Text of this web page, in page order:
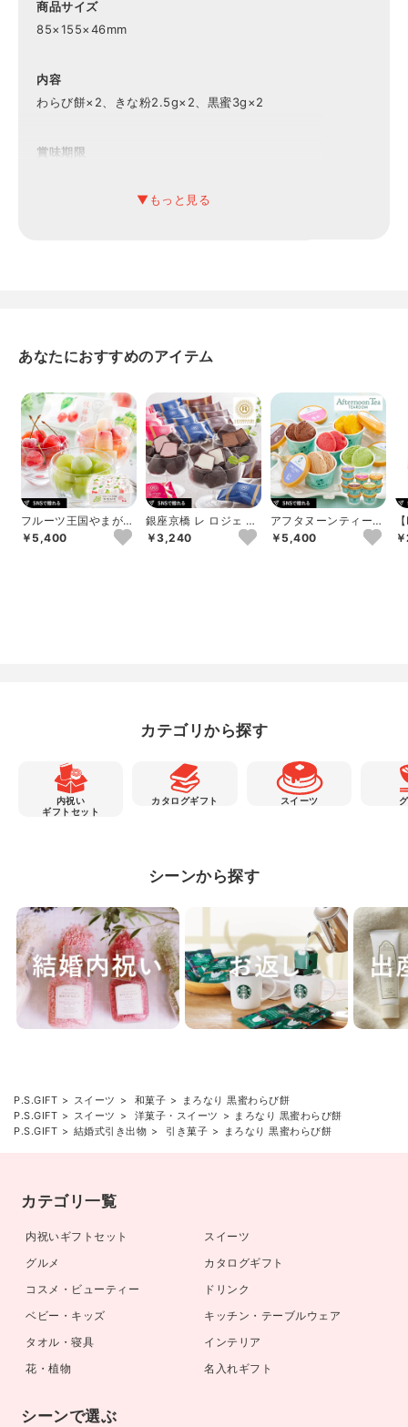
商品サイズ
85×155×46mm
内容
わらび餅×2、きな粉2.5g×2、黒蜜3g×2
賞味期限
あなたにおすすめのアイテム
フルーツ王国やまが
た ひんやり果実
￥5,400
銀座京橋 レ ロジェ エ
ギュスキロール ショ
コラアイスボ...
￥3,240
アフタヌーンティー・
ティールーム ジェラ
ートギフトC 1...
￥5,400
カテゴリから探す
内祝い
ギフトセット
カタログギフト スイーツ
シーンから探す
P.S.GIFT スイーツ 和菓子
まろなり 黒蜜わらび餅
P.S.GIFT
スイーツ 洋菓子・スイーツ
まろなり 黒蜜わらび餅
P.S.GIFT
結婚式引き出物 引き菓子 まろなり 黒蜜わらび餅
カテゴリ一覧
内祝いギフトセット
スイーツ
グルメ
カタログギフト
コスメ・ビューティー
ドリンク
ベビー・キッズ
キッチン・テーブルウェア
タオル・寝具
インテリア
花・植物
名入れギフト
シーンで選ぶ